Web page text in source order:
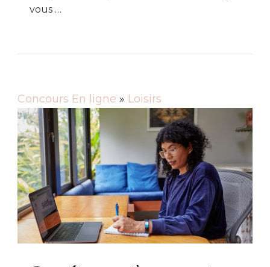
vous …
Concours En ligne » Loisirs